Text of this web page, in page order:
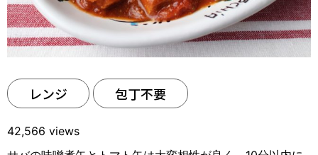
レンジ 包丁不要
42,566 views